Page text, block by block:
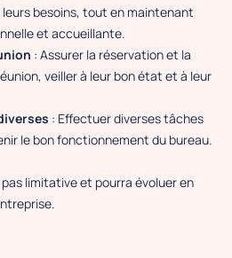
besoins, tout en maintenant
et accueillante.
: Assurer la réservation et la
veiller à leur bon état et à leur
: Effectuer diverses tâches
le bon fonctionnement du bureau.
limitative et pourra évoluer en